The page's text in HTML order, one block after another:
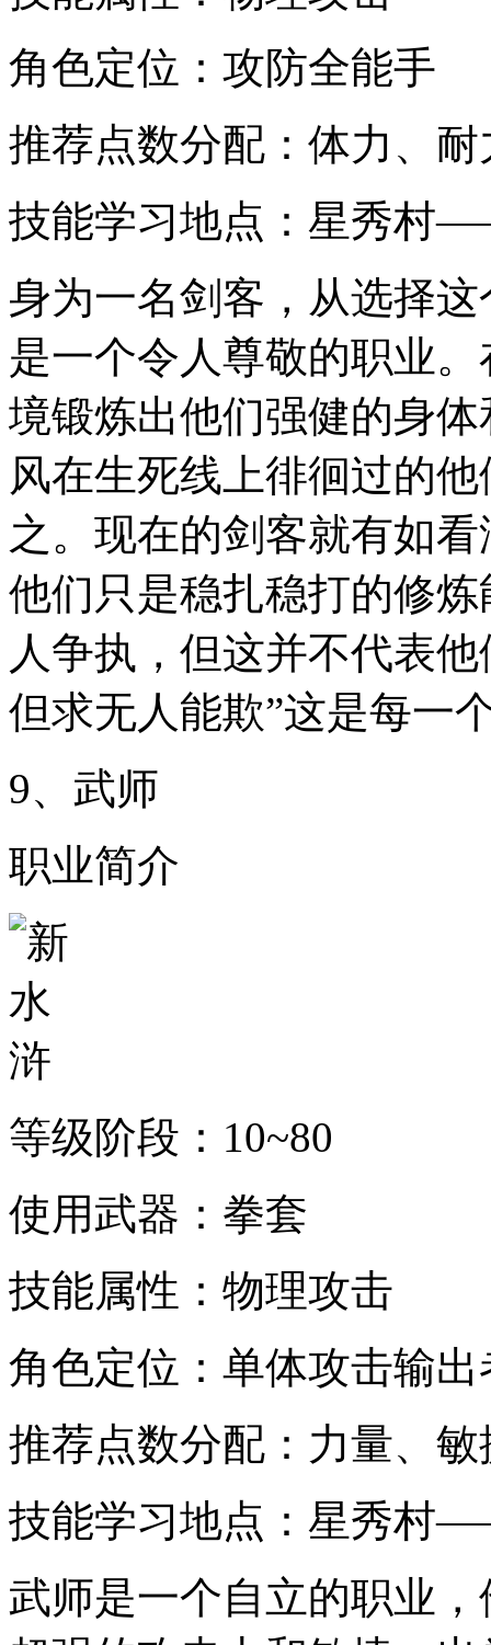
角色定位：攻防全能手
推荐点数分配：体力、
技能学习地点：星秀村
身为一名剑客，从选择
是一个令人尊敬的职业
境锻炼出他们强健的身
风在生死线上徘徊过的
之。现在的剑客就有如
他们只是稳扎稳打的修
人争执，但这并不代表
但求无人能欺”这是每一
9、武师
职业简介
等级阶段：10~80
使用武器：拳套
技能属性：物理攻击
角色定位：单体攻击输出
推荐点数分配：力量、
技能学习地点：星秀村
武师是一个自立的职业